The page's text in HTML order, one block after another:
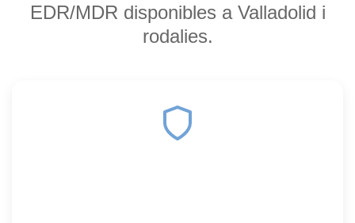
EDR/MDR disponibles a Valladolid i
rodalies.